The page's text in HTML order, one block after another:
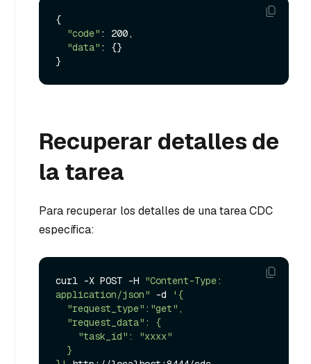
{
"code" : 200,
"data" : {}
Recuperar detalles de
la tarea
Para recuperar los detalles de una tarea CDC
específica:
curl -X POST -H "Content-Type:
application/json" -d
'{